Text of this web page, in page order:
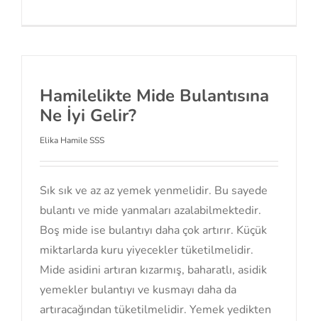
Hamilelikte Mide Bulantısına
Ne İyi Gelir?
Elika Hamile SSS
Sık sık ve az az yemek yenmelidir. Bu sayede
bulantı ve mide yanmaları azalabilmektedir.
Boş mide ise bulantıyı daha çok artırır. Küçük
miktarlarda kuru yiyecekler tüketilmelidir.
Mide asidini artıran kızarmış, baharatlı, asidik
yemekler bulantıyı ve kusmayı daha da
artıracağından tüketilmelidir. Yemek yedikten